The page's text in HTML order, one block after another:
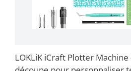
LOKLiK iCraft Plotter